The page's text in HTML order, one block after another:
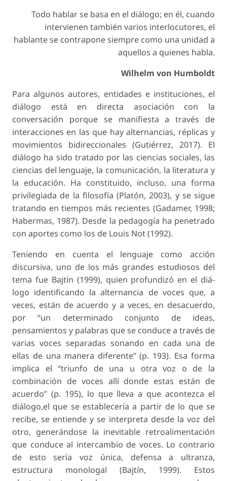
Todo hablar se basa en el diálogo; en él, cuando
intervienen también varios interlocutores, el
hablante se contrapone siempre como una unidad a
aquellos a quienes habla.
Wilhelm von Humboldt
Para algunos autores, entidades e instituciones, el
diálogo está en directa asociación con la
conversación porque se manifiesta a través de
interacciones en las que hay alternancias, réplicas y
movimientos bidireccionales (Gutiérrez, 2017). El
diálogo ha sido tratado por las ciencias sociales, las
ciencias del lenguaje, la comunicación, la literatura y
la educación. Ha constituido, incluso, una forma
privilegiada de la filosofía (Platón, 2003), y se sigue
tratando en tiempos más recientes (Gadamer, 1998;
Habermas, 1987). Desde la pedagogía ha penetrado
con aportes como los de Louis Not (1992).
Teniendo en cuenta el lenguaje como acción
discursiva, uno de los más grandes estudiosos del
tema fue Bajtín (1999), quien profundizó en el diá-
logo identificando la alternancia de voces que, a
veces, están de acuerdo y a veces, en desacuerdo,
por “un determinado conjunto de ideas,
pensamientos y palabras que se conduce a través de
varias voces separadas sonando en cada una de
ellas de una manera diferente” (p. 193). Esa forma
implica el “triunfo de una u otra voz o de la
combinación de voces allí donde estas están de
acuerdo” (p. 195), lo que lleva a que acontezca el
diálogo,el que se establecería a partir de lo que se
recibe, se entiende y se interpreta desde la voz del
otro, generándose la inevitable retroalimentación
que conduce al intercambio de voces. Lo contrario
de esto sería voz única, defensa a ultranza,
estructura monologal (Bajtín, 1999). Estos